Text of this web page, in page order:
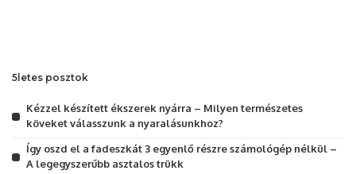
5letes posztok
Kézzel készített ékszerek nyárra – Milyen természetes
köveket válasszunk a nyaralásunkhoz?
Így oszd el a fadeszkát 3 egyenlő részre számológép nélkül –
A legegyszerűbb asztalos trükk